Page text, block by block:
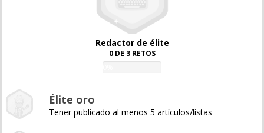
Redactor de élite
0 DE 3 RETOS
Élite oro
Tener publicado al menos 5 artículos/listas